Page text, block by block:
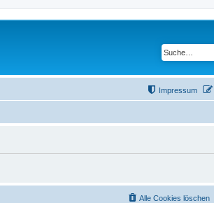
Impressum
Alle Cookies löschen